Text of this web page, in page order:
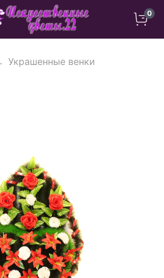
0
Украшенные венки